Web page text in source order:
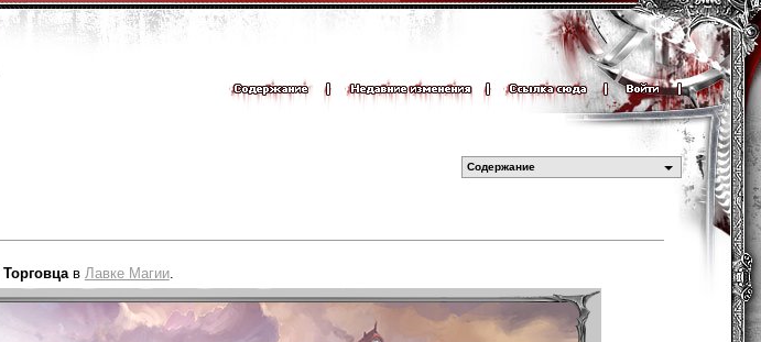
Содержание
Торговцав Лавке Магии.